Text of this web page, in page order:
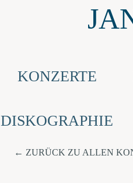
KONZERTE
DISKOGRAPHIE
ZURÜCK ZU ALLEN